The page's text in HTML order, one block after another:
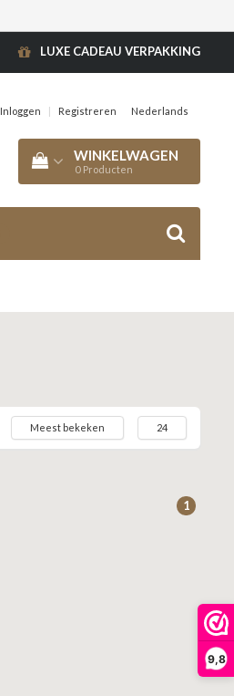
9,8
LUXE CADEAU VERPAKKING
Inloggen | Registreren Nederlands
WINKELWAGEN
0 Producten
Meest bekeken 24
1